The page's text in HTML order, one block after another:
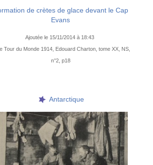
de crètes de glace devant le Cap
Evans
Ajoutée le 15/11/2014 à 18:43
Tour du Monde 1914, Edouard Charton, tome XX, NS,
n°2, p18
Antarctique